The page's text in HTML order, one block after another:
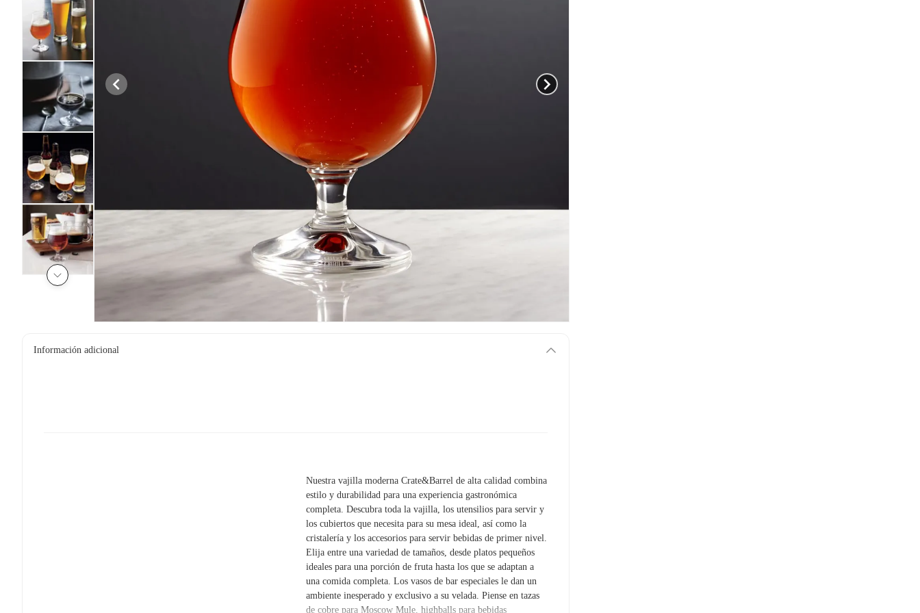
Información adicional
Nuestra vajilla moderna Crate&Barrel de alta calidad combina
estilo y durabilidad para una experiencia gastronómica
completa. Descubra toda la vajilla, los utensilios para servir y
los cubiertos que necesita para su mesa ideal, así como la
cristalería y los accesorios para servir bebidas de primer nivel.
Elija entre una variedad de tamaños, desde platos pequeños
ideales para una porción de fruta hasta los que se adaptan a
una comida completa. Los vasos de bar especiales le dan un
ambiente inesperado y exclusivo a su velada. Piense en tazas
de cobre para Moscow Mule, highballs para bebidas